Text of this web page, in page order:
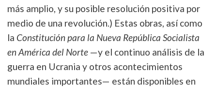
más amplio, y su posible resolución positiva por
medio de una revolución.) Estas obras, así como
la Constitución para la Nueva República Socialista
en América del Norte —y el continuo análisis de la
guerra en Ucrania y otros acontecimientos
mundiales importantes— están disponibles en